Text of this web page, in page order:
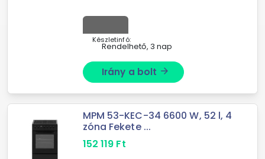
ahol a gázfőzés ...
Készletinfó:
Rendelhető, 3 nap
Irány a bolt arrow_forward
MPM 53-KEC-34 6600 W, 52 l, 4
zóna Fekete ...
152 119 Ft